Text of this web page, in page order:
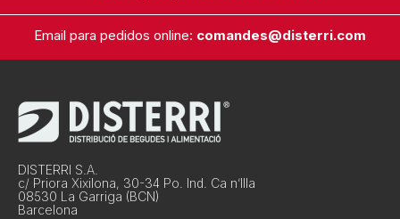
Email para pedidos online: comandes@disterri.com
DISTERRI S.A.
c/ Priora Xixilona, 30-34 Po. Ind. Ca n’Illa
08530 La Garriga (BCN)
Barcelona